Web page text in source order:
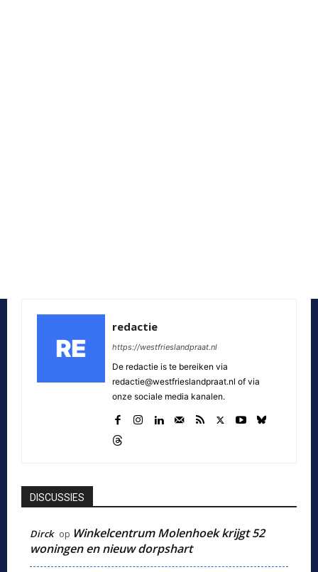
redactie
https://westfrieslandpraat.nl
De redactie is te bereiken via
redactie@westfrieslandpraat.nl of via
onze sociale media kanalen.
DISCUSSIES
Dirck op Winkelcentrum Molenhoek krijgt 52
woningen en nieuw dorpshart